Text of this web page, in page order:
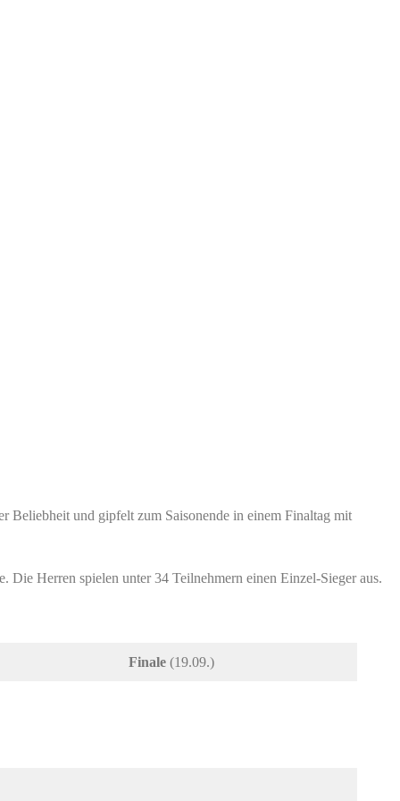
Beliebheit und gipfelt zum Saisonende in einem Finaltag mit
Die Herren spielen unter 34 Teilnehmern einen Einzel-Sieger aus.
Finale (19.09.)